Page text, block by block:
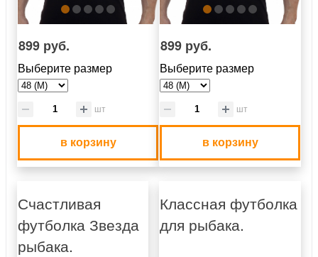
899 руб.
Выберите размер
шт
в корзину
899 руб.
Выберите размер
шт
в корзину
Счастливая
футболка Звезда
рыбака.
Классная футболка
для рыбака.